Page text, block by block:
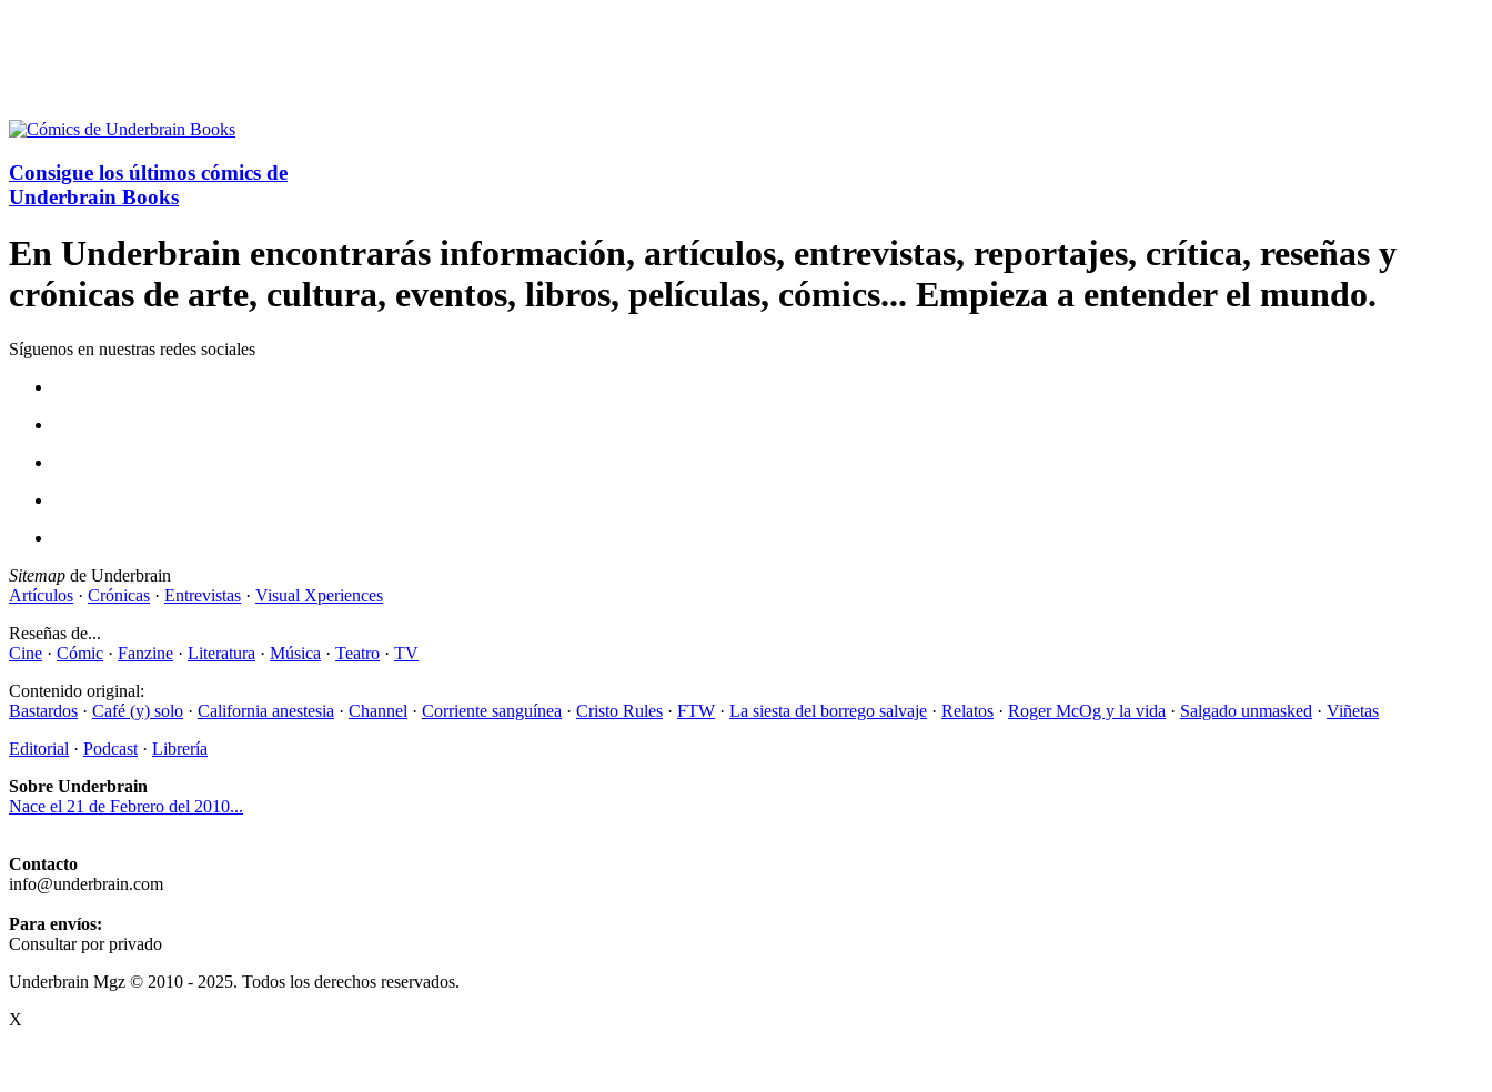
Consigue los últimos cómics de
Underbrain Books
En Underbrain encontrarás información, artículos, entrevistas, reportajes, crítica, reseñas y
crónicas de arte, cultura, eventos, libros, películas, cómics... Empieza a entender el mundo.
Síguenos en nuestras redes sociales
Sitemap de Underbrain
Artículos · Crónicas · Entrevistas · Visual Xperiences
Reseñas de...
Cine · Cómic · Fanzine · Literatura · Música · Teatro · TV
Contenido original:
Bastardos · Café (y) solo · California anestesia · Channel · Corriente sanguínea · Cristo Rules · FTW · La siesta del borrego salvaje · Relatos · Roger McOg y la vida · Salgado unmasked · Viñetas
Editorial · Podcast · Librería
Sobre Underbrain
Nace el 21 de Febrero del 2010...
Contacto
info@underbrain.com
Para envíos:
Consultar por privado
Underbrain Mgz © 2010 - 2025. Todos los derechos reservados.
X